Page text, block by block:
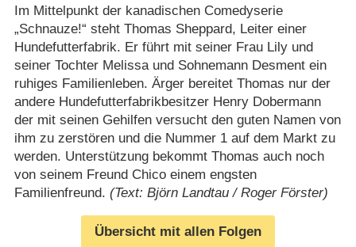
Im Mittelpunkt der kanadischen Comedyserie
„Schnauze!“ steht Thomas Sheppard, Leiter einer
Hundefutterfabrik. Er führt mit seiner Frau Lily und
seiner Tochter Melissa und Sohnemann Desment ein
ruhiges Familienleben. Ärger bereitet Thomas nur der
andere Hundefutterfabrikbesitzer Henry Dobermann
der mit seinen Gehilfen versucht den guten Namen von
ihm zu zerstören und die Nummer 1 auf dem Markt zu
werden. Unterstützung bekommt Thomas auch noch
von seinem Freund Chico einem engsten
Familienfreund. (Text: Björn Landtau / Roger Förster)
Übersicht mit allen Folgen